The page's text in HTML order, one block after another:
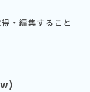
・編集すること